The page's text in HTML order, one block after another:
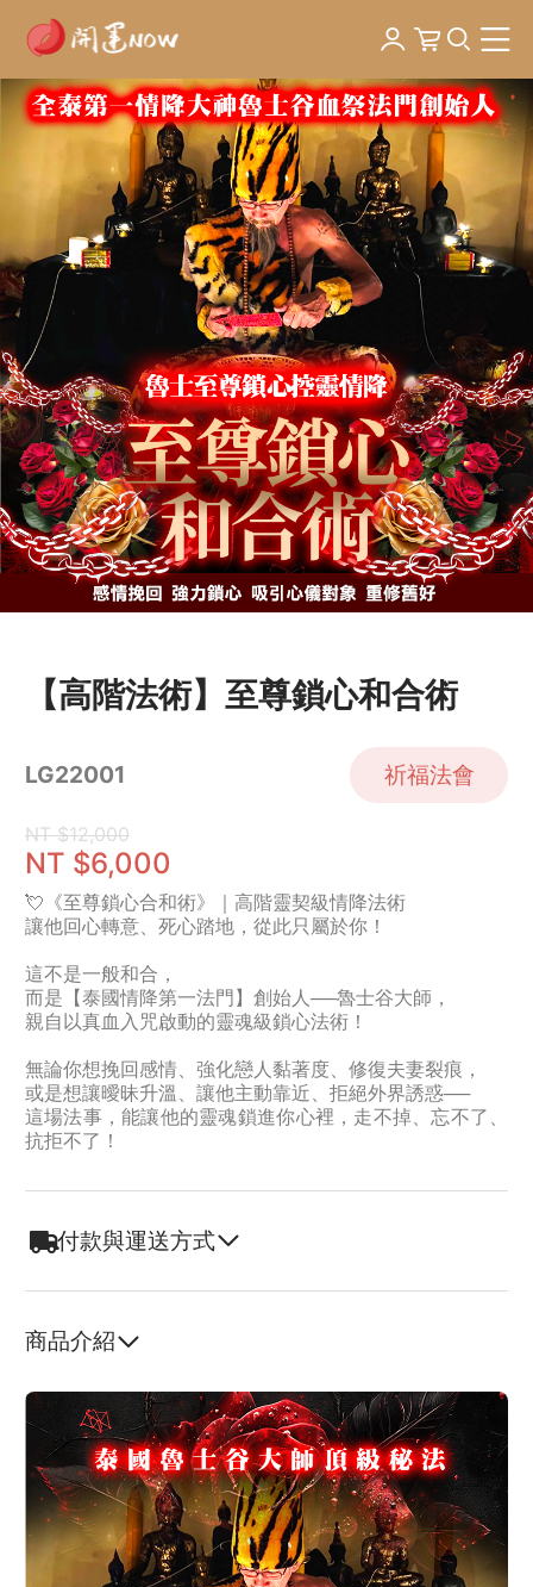
【高階法術】至尊鎖心和合術
LG22001 祈福法會
NT $12,000
NT $6,000
💘《至尊鎖心合和術》｜高階靈契級情降法術
讓他回心轉意、死心踏地，從此只屬於你！
這不是一般和合，
而是【泰國情降第一法門】創始人──魯士谷大師，
親自以真血入咒啟動的靈魂級鎖心法術！
無論你想挽回感情、強化戀人黏著度、修復夫妻裂痕，
或是想讓曖昧升溫、讓他主動靠近、拒絕外界誘惑──
這場法事，能讓他的靈魂鎖進你心裡，走不掉、忘不了、
抗拒不了！
付款與運送方式
商品介紹